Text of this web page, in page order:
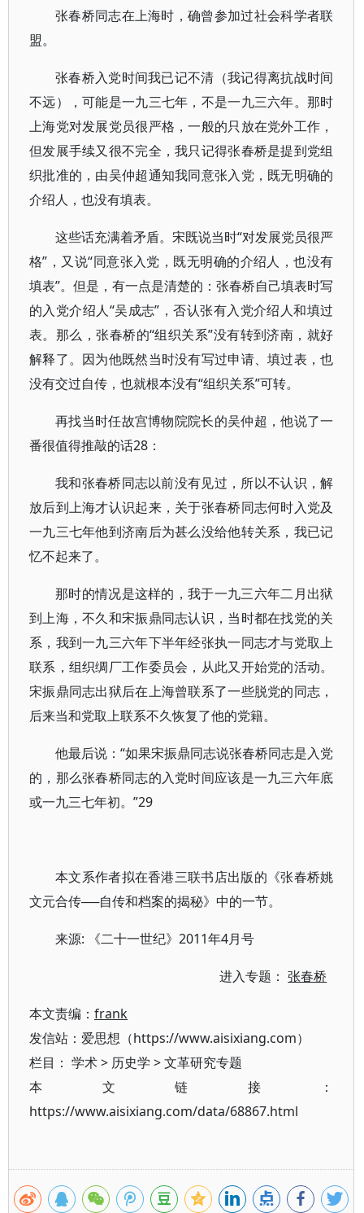
张春桥同志在上海时，确曾参加过社会科学者联
盟。
张春桥入党时间我已记不清（我记得离抗战时间
不远），可能是一九三七年，不是一九三六年。那时
上海党对发展党员很严格，一般的只放在党外工作，
但发展手续又很不完全，我只记得张春桥是提到党组
织批准的，由吴仲超通知我同意张入党，既无明确的
介绍人，也没有填表。
这些话充满着矛盾。宋既说当时“对发展党员很严
格”，又说“同意张入党，既无明确的介绍人，也没有
填表”。但是，有一点是清楚的：张春桥自己填表时写
的入党介绍人“吴成志”，否认张有入党介绍人和填过
表。那么，张春桥的“组织关系”没有转到济南，就好
解释了。因为他既然当时没有写过申请、填过表，也
没有交过自传，也就根本没有“组织关系”可转。
再找当时任故宫博物院院长的吴仲超，他说了一
番很值得推敲的话28：
我和张春桥同志以前没有见过，所以不认识，解
放后到上海才认识起来，关于张春桥同志何时入党及
一九三七年他到济南后为甚么没给他转关系，我已记
忆不起来了。
那时的情况是这样的，我于一九三六年二月出狱
到上海，不久和宋振鼎同志认识，当时都在找党的关
系，我到一九三六年下半年经张执一同志才与党取上
联系，组织绸厂工作委员会，从此又开始党的活动。
宋振鼎同志出狱后在上海曾联系了一些脱党的同志，
后来当和党取上联系不久恢复了他的党籍。
他最后说：“如果宋振鼎同志说张春桥同志是入党
的，那么张春桥同志的入党时间应该是一九三六年底
或一九三七年初。”29
本文系作者拟在香港三联书店出版的《张春桥姚
文元合传──自传和档案的揭秘》中的一节。
来源: 《二十一世纪》2011年4月号
进入专题：张春桥
本文责编： frank
发信站：爱思想（https://www.aisixiang.com）
栏目： 学术> 历史学 >文革研究专题
本文链接：
https://www.aisixiang.com/data/68867.html